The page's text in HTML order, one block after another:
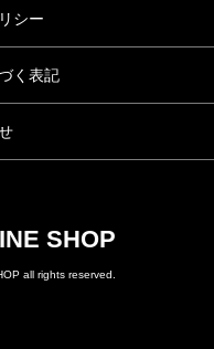
シー
く表記
SHOP
all rights reserved.